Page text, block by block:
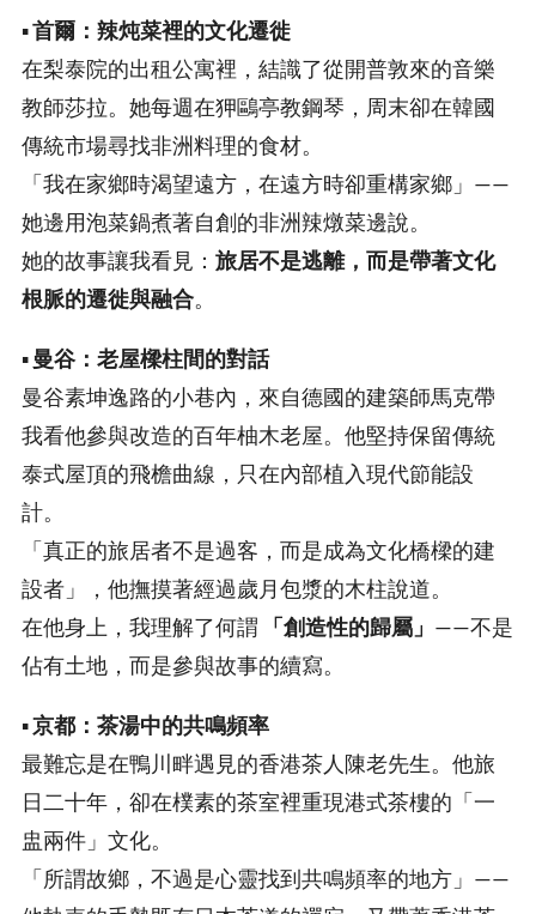
▪️首爾：辣炖菜裡的文化遷徙
在梨泰院的出租公寓裡，結識了從開普敦來的音樂
教師莎拉。她每週在狎鷗亭教鋼琴，周末卻在韓國
傳統市場尋找非洲料理的食材。
「我在家鄉時渴望遠方，在遠方時卻重構家鄉」——
她邊用泡菜鍋煮著自創的非洲辣燉菜邊說。
她的故事讓我看見： 旅居不是逃離，而是帶著文化
根脈的遷徙與融合。
▪️曼谷：老屋樑柱間的對話
曼谷素坤逸路的小巷內，來自德國的建築師馬克帶
我看他參與改造的百年柚木老屋。他堅持保留傳統
泰式屋頂的飛檐曲線，只在內部植入現代節能設
計。
「真正的旅居者不是過客，而是成為文化橋樑的建
設者」，他撫摸著經過歲月包漿的木柱說道。
在他身上，我理解了何謂
「創造性的歸屬」 ——不是
佔有土地，而是參與故事的續寫。
▪️京都：茶湯中的共鳴頻率
最難忘是在鴨川畔遇見的香港茶人陳老先生。他旅
日二十年，卻在樸素的茶室裡重現港式茶樓的「一
盅兩件」文化。
「所謂故鄉，不過是心靈找到共鳴頻率的地方」——